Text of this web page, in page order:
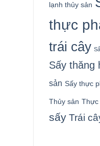
lạnh thủy sản
thực
trái cây
Sấy thăng
sản Sấy thực
Thủy sản Thực
sấy Trái